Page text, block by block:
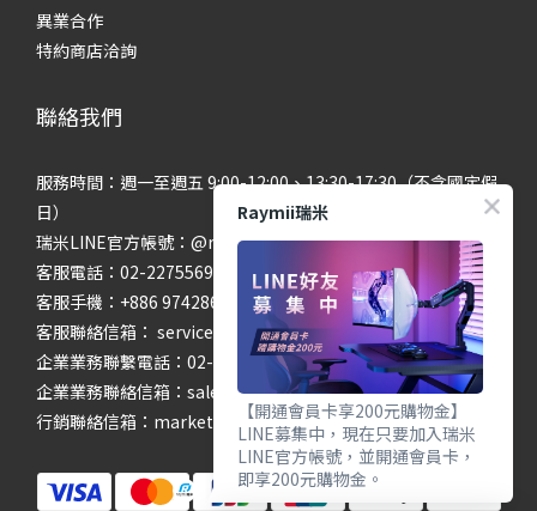
異業合作
特約商店洽詢
聯絡我們
服務時間：週一至週五 9:00-12:00、13:30-17:30（不含國定假
日）
瑞米LINE官方帳號：@raymii
客服電話：02-22755699 #201 #202
客服手機：+886 974286654
客服聯絡信箱： service@raymii.com
企業業務聯繫電話：02-22755699 #302
企業業務聯絡信箱：sales@raymii.com
行銷聯絡信箱：marketing@raymii.com
Raymii瑞米
【開通會員卡享200元購物金】
LINE募集中，現在只要加入瑞米
LINE官方帳號，並開通會員卡，
即享200元購物金。